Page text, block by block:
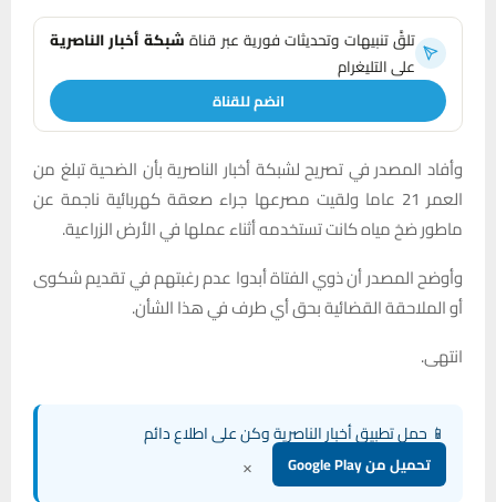
تلقَّ تنبيهات وتحديثات فورية عبر قناةشبكة أخبار الناصرية
على التليغرام
انضم للقناة
وأفاد المصدر في تصريح لشبكة أخبار الناصرية بأن الضحية تبلغ من
العمر 21 عاما ولقيت مصرعها جراء صعقة كهربائية ناجمة عن
ماطور ضخ مياه كانت تستخدمه أثناء عملها في الأرض الزراعية.
وأوضح المصدر أن ذوي الفتاة أبدوا عدم رغبتهم في تقديم شكوى
أو الملاحقة القضائية بحق أي طرف في هذا الشأن.
انتهى.
📱 حمل تطبيق أخبار الناصرية وكن على اطلاع دائم
تحميل من Google Play ×